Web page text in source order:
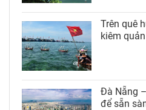
Trên quê
kiêm
Đà Nẵng
để sẵn